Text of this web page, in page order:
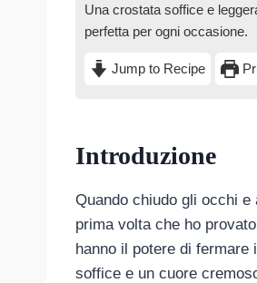
Una crostata soffice e
perfetta per ogni occasione.
Jump to Recipe
Introduzione
Quando chiudo gli occhi
prima volta che ho
hanno il potere di
soffice e un cuore